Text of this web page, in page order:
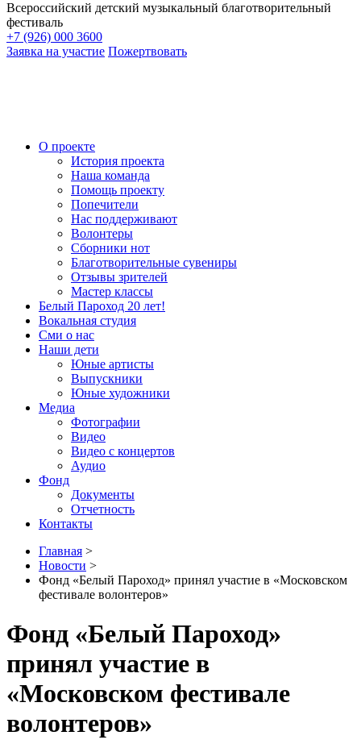
Всероссийский детский музыкальный благотворительный
фестиваль
+7 (926) 000 3600
Заявка на участие Пожертвовать
О проекте
История проекта
Наша команда
Помощь проекту
Попечители
Нас поддерживают
Волонтеры
Сборники нот
Благотворительные сувениры
Отзывы зрителей
Мастер классы
Белый Пароход 20 лет!
Вокальная студия
Сми о нас
Наши дети
Юные артисты
Выпускники
Юные художники
Медиа
Фотографии
Видео
Видео с концертов
Аудио
Фонд
Документы
Отчетность
Контакты
Главная >
Новости >
Фонд «Белый Пароход» принял участие в «Московском
фестивале волонтеров»
Фонд «Белый Пароход»
принял участие в
«Московском фестивале
волонтеров»